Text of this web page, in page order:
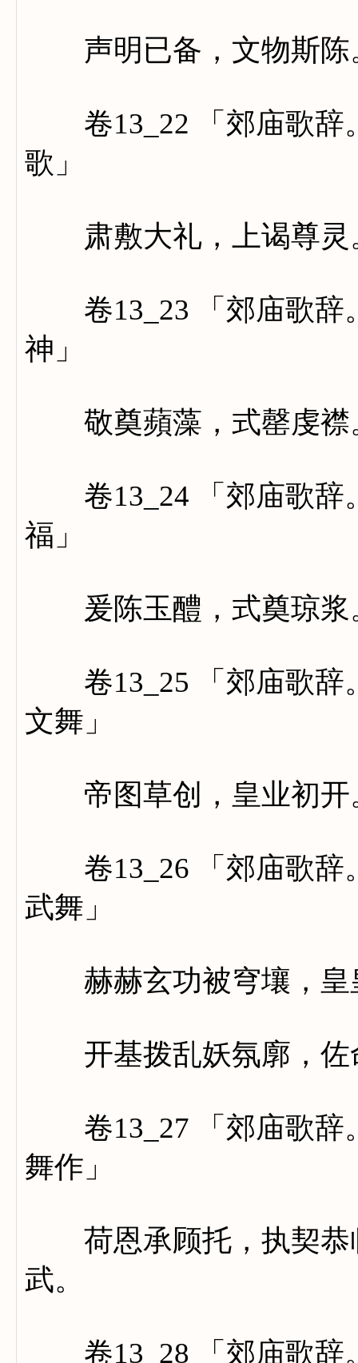
声明已备，文物斯陈
卷13_22 「郊庙歌辞
歌」
肃敷大礼，上谒尊灵
卷13_23 「郊庙歌辞
神」
敬奠蘋藻，式罄虔襟
卷13_24 「郊庙歌辞
福」
爰陈玉醴，式奠琼浆
卷13_25 「郊庙歌辞
文舞」
帝图草创，皇业初开
卷13_26 「郊庙歌辞
武舞」
赫赫玄功被穹壤，皇
开基拨乱妖氛廓，佐
卷13_27 「郊庙歌辞
舞作」
荷恩承顾托，执契恭
武。
卷13_28 「郊庙歌辞